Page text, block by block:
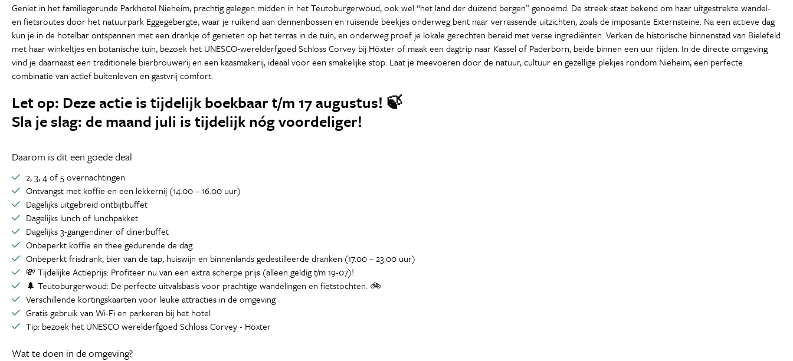
Geniet in het familiegerunde Parkhotel Nieheim, prachtig gelegen midden in het Teutoburgerwoud, ook wel “het land der duizend bergen” genoemd. De streek staat bekend om haar uitgestrekte wandel-
en fietsroutes door het natuurpark Eggegebergte, waar je ruikend aan dennenbossen en ruisende beekjes onderweg bent naar verrassende uitzichten, zoals de imposante Externsteine. Na een actieve dag
kun je in de hotelbar ontspannen met een drankje of genieten op het terras in de tuin, en onderweg proef je lokale gerechten bereid met verse ingrediënten. Verken de historische binnenstad van Bielefeld
met haar winkeltjes en botanische tuin, bezoek het UNESCO‑werelderfgoed Schloss Corvey bij Höxter of maak een dagtrip naar Kassel of Paderborn, beide binnen een uur rijden. In de directe omgeving
vind je daarnaast een traditionele bierbrouwerij en een kaasmakerij, ideaal voor een smakelijke stop. Laat je meevoeren door de natuur, cultuur en gezellige plekjes rondom Nieheim, een perfecte
combinatie van actief buitenleven en gastvrij comfort.
Let op: Deze actie is tijdelijk boekbaar t/m 17 augustus! 🍃
Sla je slag: de maand juli is tijdelijk nóg voordeliger!
Daarom is dit een goede deal
2, 3, 4 of 5 overnachtingen
Ontvangst met koffie en een lekkernij (14.00 – 16.00 uur)
Dagelijks uitgebreid ontbijtbuffet
Dagelijks lunch of lunchpakket
Dagelijks 3-gangendiner of dinerbuffet
Onbeperkt koffie en thee gedurende de dag
Onbeperkt frisdrank, bier van de tap, huiswijn en binnenlands gedestilleerde dranken (17.00 – 23.00 uur)
💸 Tijdelijke Actieprijs: Profiteer nu van een extra scherpe prijs (alleen geldig t/m 19-07)!
🌲 Teutoburgerwoud: De perfecte uitvalsbasis voor prachtige wandelingen en fietstochten. 🚲
Verschillende kortingskaarten voor leuke attracties in de omgeving
Gratis gebruik van Wi-Fi en parkeren bij het hotel
Tip: bezoek het UNESCO werelderfgoed Schloss Corvey - Höxter
Wat te doen in de omgeving?